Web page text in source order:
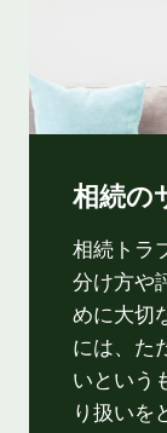
相続の
相続トラ
分け方や
めに大切
には、た
いという
り扱いを